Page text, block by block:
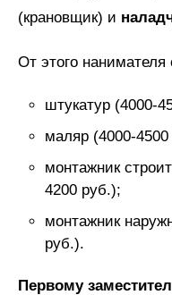
(крановщик) и
От этого нанимателя
штукатур (4000-
маляр (4000-
монтажник
4200 руб.);
монтажник
руб.).
Первому